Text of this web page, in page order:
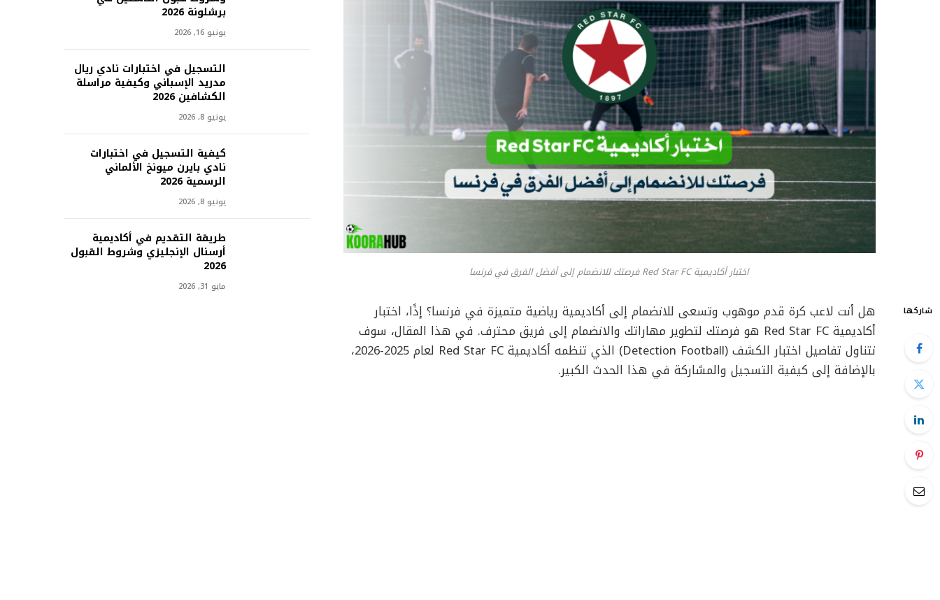
اختبار أكاديمية Red Star FC فرصتك للانضمام إلى أفضل الفرق في فرنسا
شاركها
هل أنت لاعب كرة قدم موهوب وتسعى للانضمام إلى أكاديمية رياضية متميزة في فرنسا؟ إذًا، اختبار
أكاديمية Red Star FC هو فرصتك لتطوير مهاراتك والانضمام إلى فريق محترف. في هذا المقال، سوف
نتناول تفاصيل اختبار الكشف (Detection Football) الذي تنظمه أكاديمية Red Star FC لعام 2025-2026،
بالإضافة إلى كيفية التسجيل والمشاركة في هذا الحدث الكبير.
برشلونة 2026
يونيو 16, 2026
التسجيل في اختبارات نادي ريال
مدريد الإسباني وكيفية مراسلة
الكشافين 2026
يونيو 8, 2026
كيفية التسجيل في اختبارات
نادي بايرن ميونخ الألماني
الرسمية 2026
يونيو 8, 2026
طريقة التقديم في أكاديمية
أرسنال الإنجليزي وشروط القبول
2026
مايو 31, 2026